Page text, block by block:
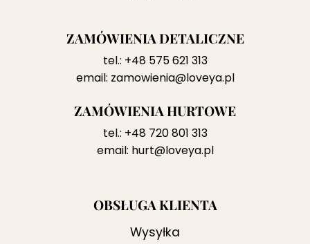
ZAMÓWIENIA DETALICZNE
tel.: +48 575 621 313
email: zamowienia@loveya.pl
ZAMÓWIENIA HURTOWE
tel.: +48 720 801 313
email: hurt@loveya.pl
OBSŁUGA KLIENTA
Wysyłka